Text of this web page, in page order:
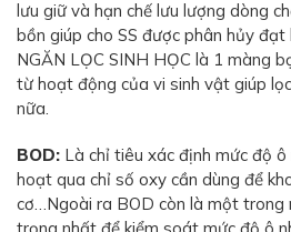
lưu giữ và hạn chế lưu lượng dòng
bồn giúp cho SS được phân hủy
NGĂN LỌC SINH HỌC là 1 màng
từ hoạt động của vi sinh vật giúp
nữa.
BOD: Là chỉ tiêu xác định mức độ
hoạt qua chỉ số oxy cần dùng để
cơ…Ngoài ra BOD còn là một trong